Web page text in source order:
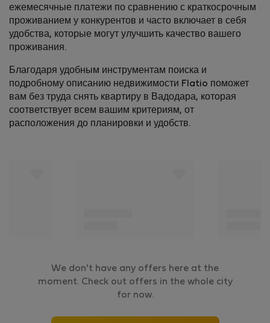
ежемесячные платежи по сравнению с краткосрочным
проживанием у конкурентов и часто включает в себя
удобства, которые могут улучшить качество вашего
проживания.
Благодаря удобным инструментам поиска и
подробному описанию недвижимости Flatio поможет
вам без труда снять квартиру в Вадодара, которая
соответствует всем вашим критериям, от
расположения до планировки и удобств.
We don't have any offers here at the
moment. Check out offers in the whole city
for now.